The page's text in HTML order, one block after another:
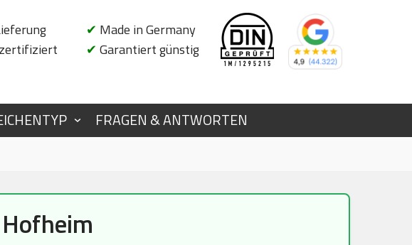
✔ Made in Germany
✔ Garantiert günstig
FRAGEN & ANTWORTEN